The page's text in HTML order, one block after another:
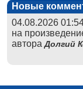
Новые
04.08.2026
на
автораДолгий